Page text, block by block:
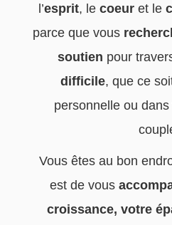
l’esprit, lecoeur et le
parce que vous
soutien pour
difficile, que ce
personnelle ou
Vous êtes au bon
est de vous
croissance, votre